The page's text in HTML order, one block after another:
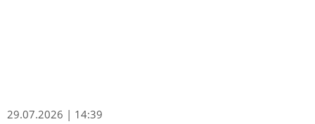
29.07.2026 | 14:39